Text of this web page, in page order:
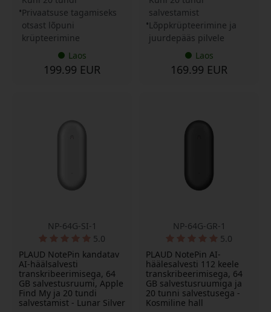
Privaatsuse tagamiseks
otsast lõpuni
krüpteerimine
Laos
199.99 EUR
salvestamist
Lõppkrüpteerimine ja
juurdepääs pilvele
Laos
169.99 EUR
NP-64G-SI-1
5.0
PLAUD NotePin kandatav
AI-häälsalvesti
transkribeerimisega, 64
GB salvestusruumi, Apple
Find My ja 20 tundi
salvestamist - Lunar Silver
NP-64G-GR-1
5.0
PLAUD NotePin AI-
häälesalvesti 112 keele
transkribeerimisega, 64
GB salvestusruumiga ja
20 tunni salvestusega -
Kosmiline hall